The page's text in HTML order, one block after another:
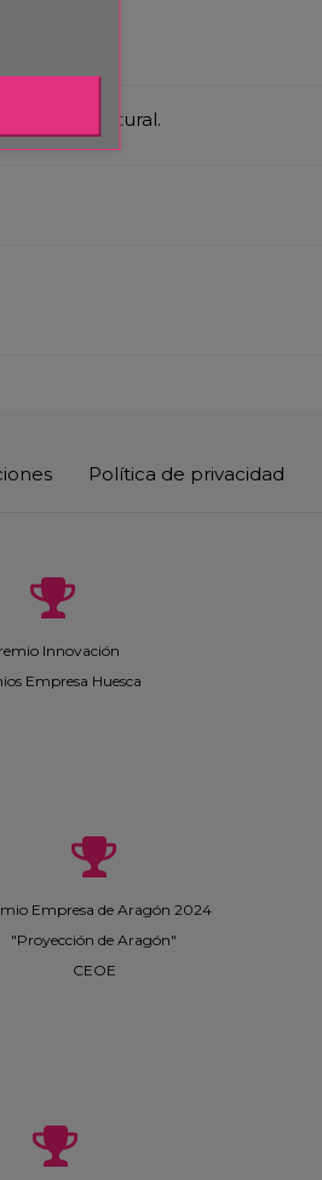
y lavanda natural.
Política de privacidad
Innovación
Empresa Huesca
Empresa de Aragón 2024
"Proyección de Aragón"
CEOE